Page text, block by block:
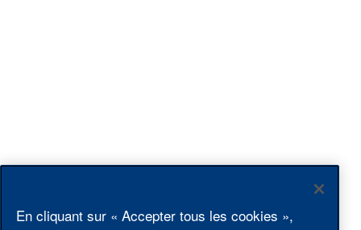
En cliquant sur « Accepter tous les cookies »,